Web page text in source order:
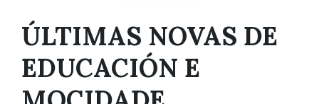
ÚLTIMAS NOVAS DE
EDUCACIÓN E